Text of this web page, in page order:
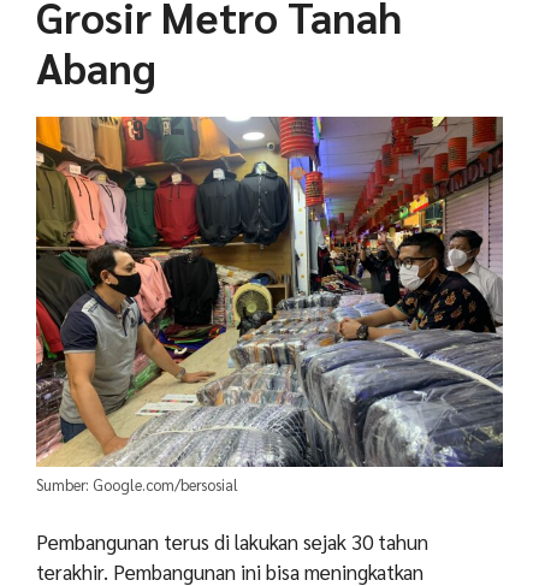
Grosir Metro Tanah
Abang
Sumber: Google.com/bersosial
Pembangunan terus di lakukan sejak 30 tahun
terakhir. Pembangunan ini bisa meningkatkan